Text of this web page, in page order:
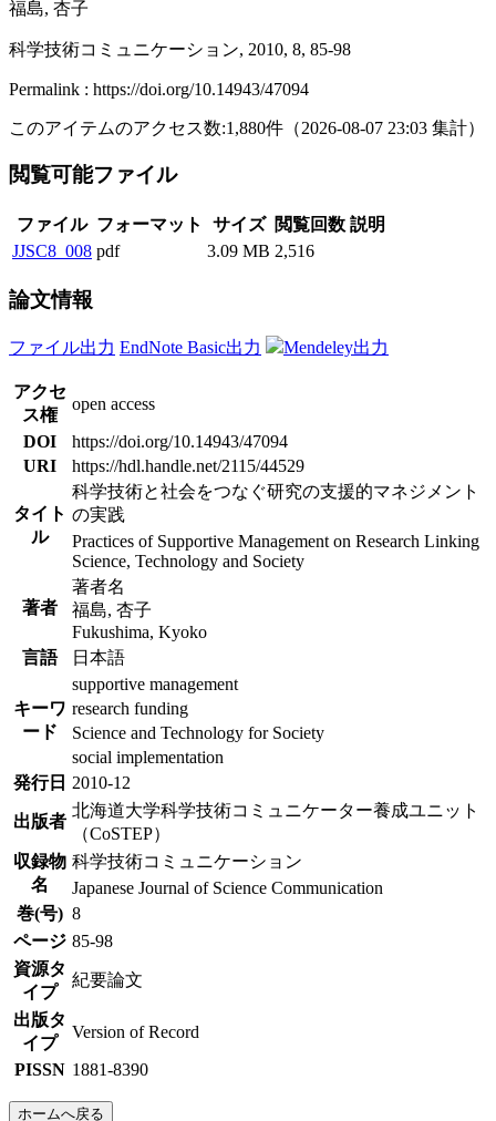
福島, 杏子
科学技術コミュニケーション, 2010, 8, 85-98
Permalink : https://doi.org/10.14943/47094
このアイテムのアクセス数:1,880件 （2026-08-07 23:03 集計）
閲覧可能ファイル
ファイル フォーマット サイズ 閲覧回数 説明
JJSC8_008 pdf 3.09 MB 2,516
論文情報
ファイル出力 EndNote Basic出力 Mendeley出力
アクセ
ス権
open access
DOI
https://doi.org/10.14943/47094
URI
https://hdl.handle.net/2115/44529
タイト
ル
科学技術と社会をつなぐ研究の支援的マネジメント
の実践
Practices of Supportive Management on Research Linking
Science, Technology and Society
著者
著者名
福島, 杏子
Fukushima, Kyoko
言語
日本語
キーワ
ード
supportive management
research funding
Science and Technology for Society
social implementation
発行日 2010-12
出版者
北海道大学科学技術コミュニケーター養成ユニット
（CoSTEP）
収録物
名
科学技術コミュニケーション
Japanese Journal of Science Communication
巻(号) 8
ページ 85-98
資源タ
イプ
紀要論文
出版タ
イプ
Version of Record
PISSN 1881-8390
ホームへ戻る